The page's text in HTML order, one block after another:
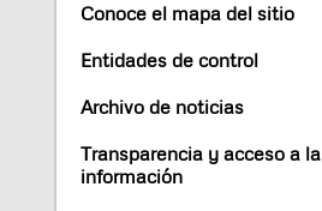
Conoce el mapa del sitio
Entidades de control
Archivo de noticias
Transparencia y acceso a la
información